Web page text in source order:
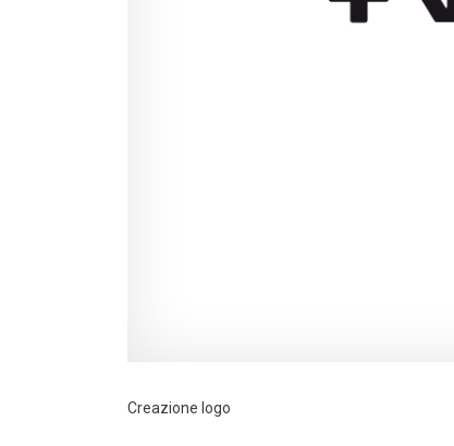
Creazione logo